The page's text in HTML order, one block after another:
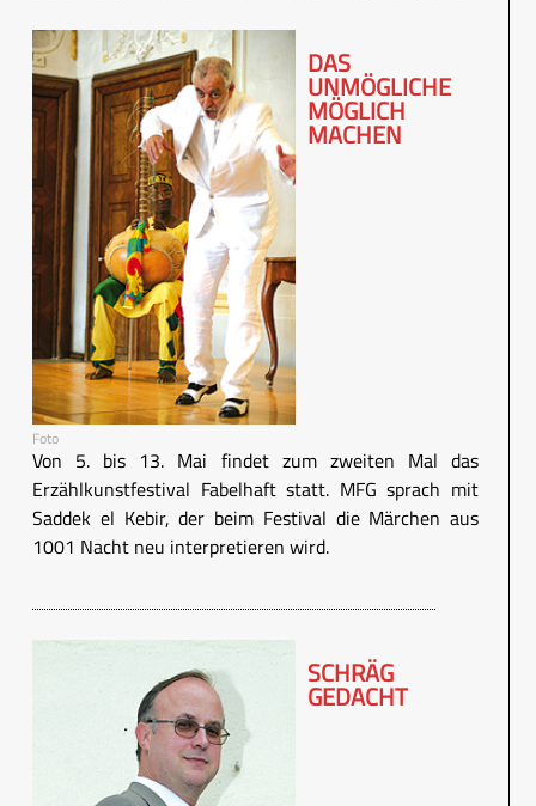
Foto
DAS
UNMÖGLICHE
MÖGLICH
MACHEN
Von 5. bis 13. Mai findet zum zweiten Mal das
Erzählkunstfestival Fabelhaft statt. MFG sprach mit
Saddek el Kebir, der beim Festival die Märchen aus
1001 Nacht neu interpretieren wird.
SCHRÄG
GEDACHT